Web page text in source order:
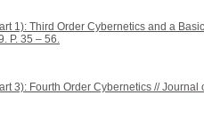
1): Third Order Cybernetics and a
P. 35 – 56.
3): Fourth Order Cybernetics //